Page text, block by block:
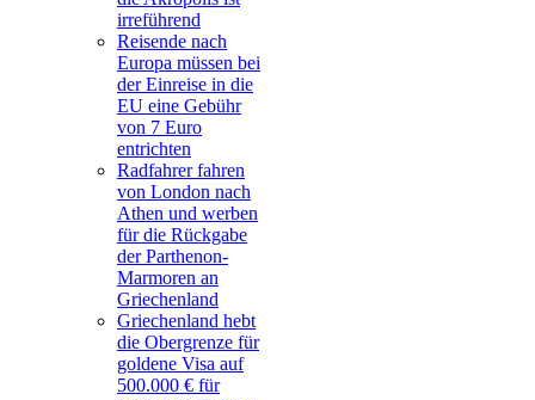
irreführend
Reisende nach
Europa müssen bei
der Einreise in die
EU eine Gebühr
von 7 Euro
entrichten
Radfahrer fahren
von London nach
Athen und werben
für die Rückgabe
der Parthenon-
Marmoren an
Griechenland
Griechenland hebt
die Obergrenze für
goldene Visa auf
500.000 € für